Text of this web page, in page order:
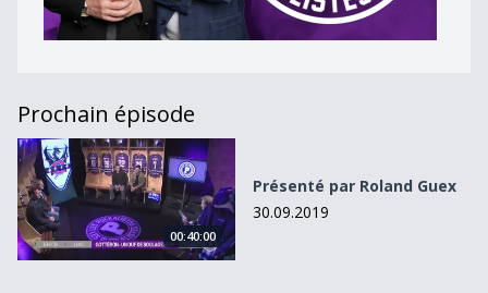
Prochain épisode
Présenté par Roland Guex
00:40:00
Présenté par Roland Guex
30.09.2019